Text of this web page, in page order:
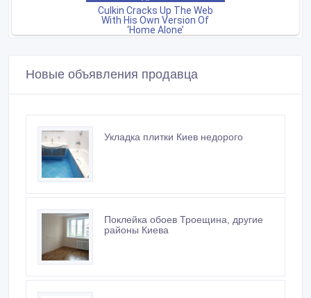
Новые объявления продавца
Укладка плитки Киев недорого
Поклейка обоев Троещина, другие
районы Киева